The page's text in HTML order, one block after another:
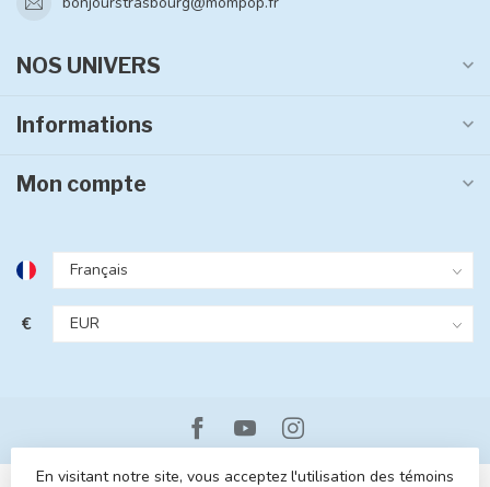
NOS UNIVERS
Informations
Mon compte
€
En visitant notre site, vous acceptez l'utilisation des témoins